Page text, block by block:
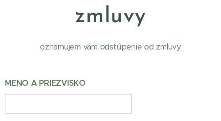
zmluvy
oznamujem vám odstúpenie od zmluvy
MENO A PRIEZVISKO